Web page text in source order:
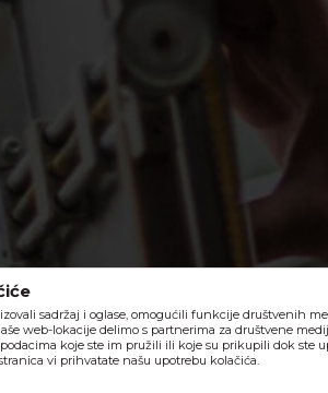
sadržaj i oglase, omogućili funkcije društvenih
web-lokacije delimo s partnerima za društvene
koje ste im pružili ili koje su prikupili dok ste
vi prihvatate našu upotrebu kolačića.